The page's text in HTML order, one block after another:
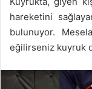
hareketini
bulunuyor.
eğilirseniz kuyruk